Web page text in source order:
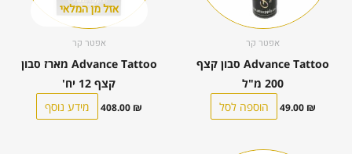
אפטר קר
Advance Tattoo סבון קצף
200 מ"ל
49.00 ₪ הוספה לסל
אזל מן המלאי
אפטר קר
Advance Tattoo מארז סבון
קצף 12 יח'
408.00 ₪ מידע נוסף